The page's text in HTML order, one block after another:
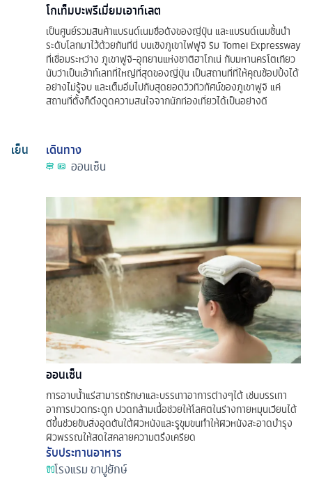
โกเท็มบะพรีเมี่ยมเอาท์เลต
เป็นศูนย์รวมสินค้าแบรนด์เนมชื่อดังของญี่ปุ่น และแบรนด์เนมชั้นนำ
ระดับโลกมาไว้ด้วยกันที่นี่ บนเชิงภูเขาไฟฟูจิ ริม Tomei Expressway
ที่เชื่อมระหว่าง ภูเขาฟูจิ-อุทยานแห่งชาติฮาโกเน่ กับมหานครโตเกียว
นับว่าเป็นเอ้าท์เลทที่ใหญ่ที่สุดของญี่ปุ่น เป็นสถานที่ที่ให้คุณช้อปปิ้งได้
อย่างไม่รู้จบ และเต็มอิ่มไปกับสุดยอดวิวทิวทัศน์ของภูเขาฟูจิ แค่
สถานที่ตั้งก็ดึงดูดความสนใจจากนักท่องเที่ยวได้เป็นอย่างดี
เย็น
เดินทาง
ออนเซ็น
ออนเซ็น
การอาบน้ำแร่สามารถรักษาและบรรเทาอาการต่างๆได้ เช่นบรรเทา
อาการปวดกระดูก ปวดกล้ามเนื้อช่วยให้โลหิตในร่างกายหมุนเวียนได้
ดีขึ้นช่วยขับสิ่งอุดตันใต้ผิวหนังและรูขุมขนทำให้ผิวหนังสะอาดบำรุง
ผิวพรรณให้สดใสคลายความตรึงเครียด
รับประทานอาหาร
โรงแรมขาปูยักษ์